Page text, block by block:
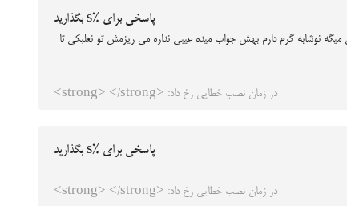
پاسخی برای %s بگذارید
نوشابه گرم دارم بهش جواب میده عیبی نداره می ریزمش تو نعلبکی تا
در زمان نصب خطایی رخ داد: <strong> </strong>
پاسخی برای %s بگذارید
در زمان نصب خطایی رخ داد: <strong> </strong>